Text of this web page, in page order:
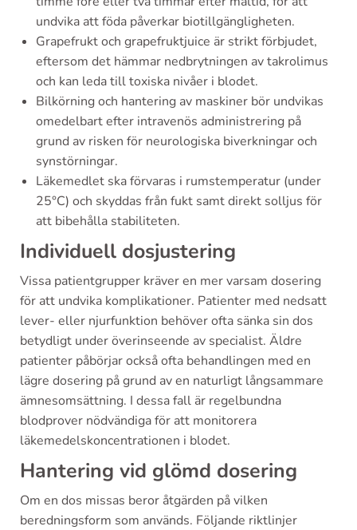
undvika att föda påverkar biotillgängligheten.
Grapefrukt och grapefruktjuice är strikt förbjudet,
eftersom det hämmar nedbrytningen av takrolimus
och kan leda till toxiska nivåer i blodet.
Bilkörning och hantering av maskiner bör undvikas
omedelbart efter intravenös administrering på
grund av risken för neurologiska biverkningar och
synstörningar.
Läkemedlet ska förvaras i rumstemperatur (under
25°C) och skyddas från fukt samt direkt solljus för
att bibehålla stabiliteten.
Individuell dosjustering
Vissa patientgrupper kräver en mer varsam dosering
för att undvika komplikationer. Patienter med nedsatt
lever- eller njurfunktion behöver ofta sänka sin dos
betydligt under överinseende av specialist. Äldre
patienter påbörjar också ofta behandlingen med en
lägre dosering på grund av en naturligt långsammare
ämnesomsättning. I dessa fall är regelbundna
blodprover nödvändiga för att monitorera
läkemedelskoncentrationen i blodet.
Hantering vid glömd dosering
Om en dos missas beror åtgärden på vilken
beredningsform som används. Följande riktlinjer